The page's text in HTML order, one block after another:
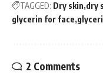
TAGGED: Dry skin dry
glycerin for face
2 Comments